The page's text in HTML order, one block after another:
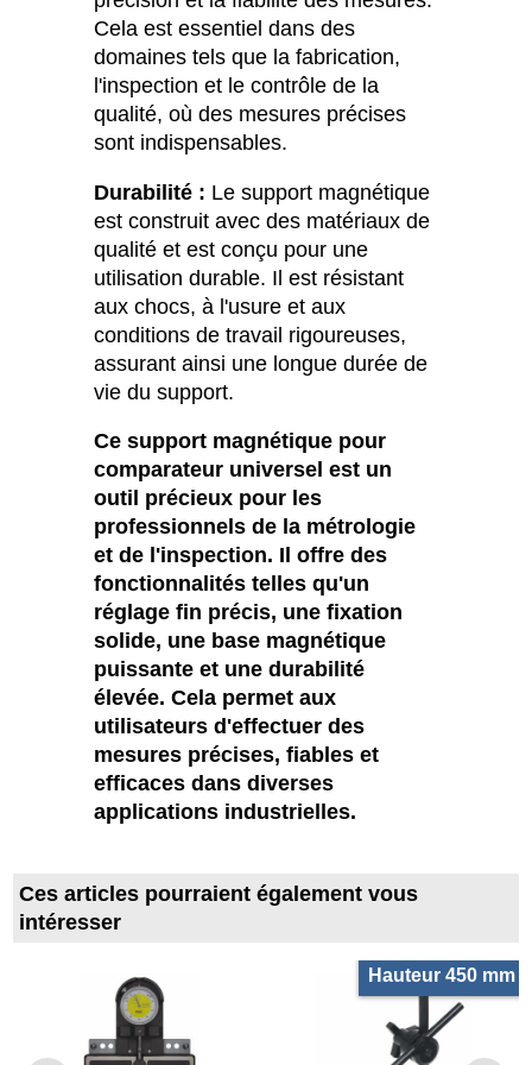
Cela est essentiel dans des
domaines tels que la fabrication,
l'inspection et le contrôle de la
qualité, où des mesures précises
sont indispensables.
Durabilité : Le support magnétique
est construit avec des matériaux de
qualité et est conçu pour une
utilisation durable. Il est résistant
aux chocs, à l'usure et aux
conditions de travail rigoureuses,
assurant ainsi une longue durée de
vie du support.
Ce support magnétique pour
comparateur universel est un
outil précieux pour les
professionnels de la métrologie
et de l'inspection. Il offre des
fonctionnalités telles qu'un
réglage fin précis, une fixation
solide, une base magnétique
puissante et une durabilité
élevée. Cela permet aux
utilisateurs d'effectuer des
mesures précises, fiables et
efficaces dans diverses
applications industrielles.
Ces articles pourraient également vous
intéresser
Hauteur 450 mm